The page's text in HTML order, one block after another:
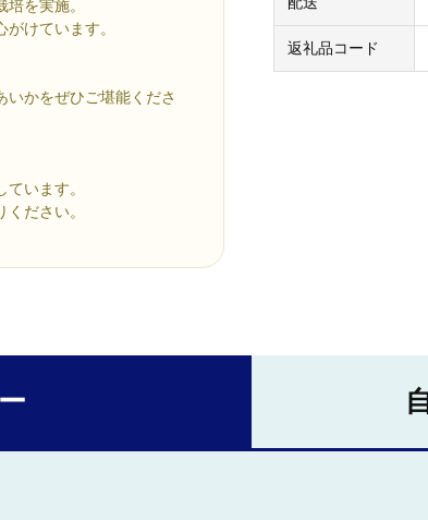
を実施。
けています。
いかをぜひご堪能くださ
います。
ださい。
返礼品コード